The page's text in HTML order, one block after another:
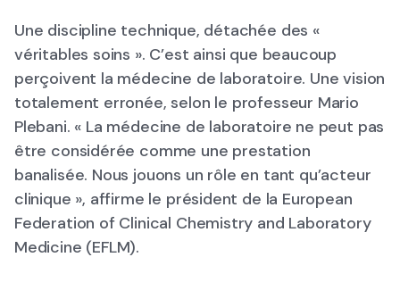
Une discipline technique, détachée des «
véritables soins ». C’est ainsi que beaucoup
perçoivent la médecine de laboratoire. Une vision
totalement erronée, selon le professeur Mario
Plebani. « La médecine de laboratoire ne peut pas
être considérée comme une prestation
banalisée. Nous jouons un rôle en tant qu’acteur
clinique », affirme le président de la European
Federation of Clinical Chemistry and Laboratory
Medicine (EFLM).